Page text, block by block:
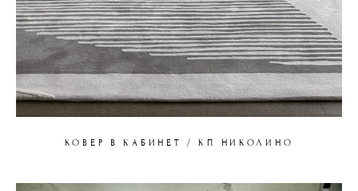
КОВЕР В КАБИНЕТ / КП НИКОЛИНО